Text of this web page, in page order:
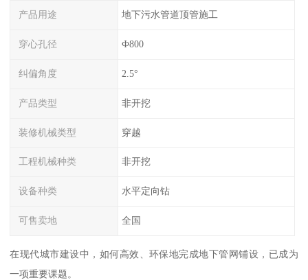
产品用途 地下污水管道顶管施工
穿心孔径 Ф800
纠偏角度 2.5°
产品类型 非开挖
装修机械类型 穿越
工程机械种类 非开挖
设备种类 水平定向钻
可售卖地 全国
在现代城市建设中，如何高效、环保地完成地下管网铺设，已成为
一项重要课题。